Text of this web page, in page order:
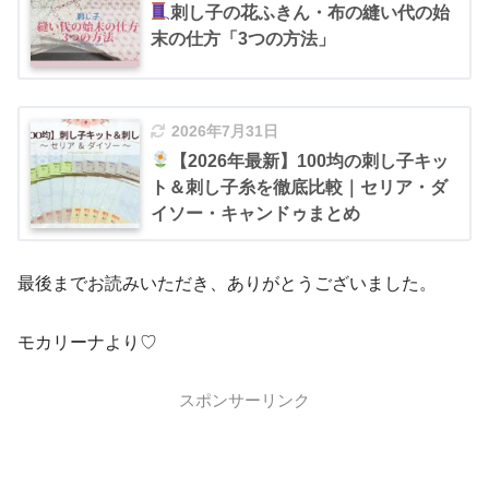
刺し子の花ふきん・布の縫い代の始
末の仕方「3つの方法」
2026年7月31日
【2026年最新】100均の刺し子キッ
ト＆刺し子糸を徹底比較｜セリア・ダ
イソー・キャンドゥまとめ
最後までお読みいただき、ありがとうございました。
モカリーナより♡
スポンサーリンク